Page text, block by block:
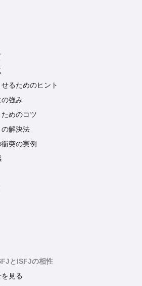
るためのヒント
強み
めのコツ
解決法
突の実例
とISFJの相性
見る